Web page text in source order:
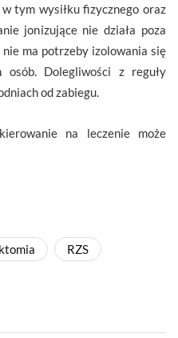
tym wysiłku fizycznego oraz
jonizujące nie działa poza
ma potrzeby izolowania się
Dolegliwości z reguły
od zabiegu.
na leczenie może
RZS